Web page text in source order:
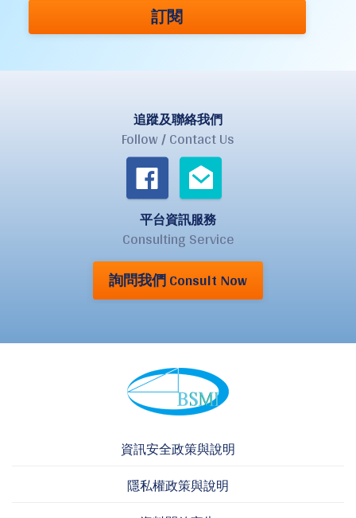
訂閱
追蹤及聯絡我們
Follow / Contact Us
平台資訊服務
Consulting Service
詢問我們 Consult Now
資訊安全政策與說明
隱私權政策與說明